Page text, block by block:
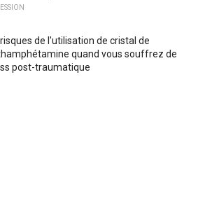
risques de l'utilisation de cristal de
quand vous souffrez de
post-traumatique